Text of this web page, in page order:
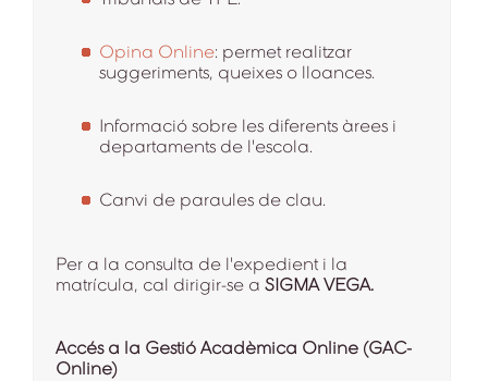
Opina Online: permet realitzar
suggeriments, queixes o lloances.
Informació sobre les diferents àrees i
departaments de l'escola.
Canvi de paraules de clau.
Per a la consulta de l'expedient i la
matrícula, cal dirigir-se a SIGMA VEGA.
Accés a la Gestió Acadèmica Online (GAC-
Online)